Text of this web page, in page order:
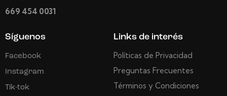
669 454 0031
Síguenos
Facebook
Instagram
Tik-tok
Links de interés
Políticas de Privacidad
Preguntas Frecuentes
Términos y Condiciones